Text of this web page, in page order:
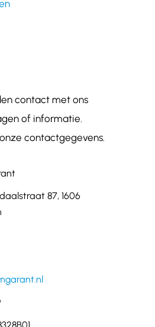
contact met ons
of informatie.
contactgegevens.
87, 1606